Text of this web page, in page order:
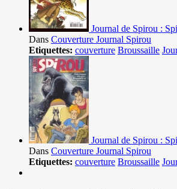
Journal de Spirou :
Dans Couverture Journal Spirou
Etiquettes: couverture Broussaille
Journal de Spirou :
Dans Couverture Journal Spirou
Etiquettes: couverture Broussaille